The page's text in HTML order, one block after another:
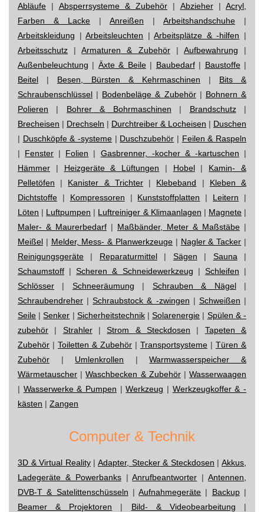
Abläufe | Absperrsysteme & Zubehör | Abzieher| Acryl,
Farben & Lacke | Anreißen | Arbeitshandschuhe |
Arbeitskleidung |Arbeitsleuchten |Arbeitsplätze & -hilfen |
Arbeitsschutz |Armaturen & Zubehör| Aufbewahrung |
Außenbeleuchtung | Äxte & Beile| Baubedarf| Baustoffe|
Beitel | Besen, Bürsten & Kehrmaschinen | Bits &
Schraubenschlüssel | Bodenbeläge & Zubehör| Bohnern &
Polieren | Bohrer & Bohrmaschinen | Brandschutz|
Brecheisen | Drechseln | Durchtreiber & Locheisen | Duschen
| Duschköpfe & -systeme | Duschzubehör | Feilen & Raspeln
| Fenster | Folien | Gasbrenner, -kocher & -kartuschen |
Hämmer | Heizgeräte & Lüftungen | Hobel| Kamin- &
Pelletöfen | Kanister & Trichter| Klebeband | Kleben &
Dichtstoffe | Kompressoren | Kunststoffplatten | Leitern |
Löten | Luftpumpen | Luftreiniger & Klimaanlagen | Magnete|
Maler- & Maurerbedarf | Maßbänder, Meter & Maßstäbe |
Meißel | Melder, Mess- & Planwerkzeuge | Nagler & Tacker |
Reinigungsgeräte | Reparaturmittel| Sägen | Sauna |
Schaumstoff |Scheren & Schneidewerkzeug | Schleifen |
Schlösser | Schneeräumung | Schrauben & Nägel|
Schraubendreher |Schraubstock & -zwingen | Schweißen |
Seile |Senker | Sicherheitstechnik|Solarenergie | Spülen & -
zubehör | Strahler|Strom & Steckdosen | Tapeten &
Zubehör | Toiletten & Zubehör | Transportsysteme | Türen &
Zubehör | Umlenkrollen |Warmwasserspeicher &
Wärmetauscher |Waschbecken & Zubehör|Wasserwaagen
| Wasserwerke & Pumpen |Werkzeug | Werkzeugkoffer & -
kästen | Zangen
Computer & Technik
3D & Virtual Reality|Adapter, Stecker & Steckdosen |Akkus,
Ladegeräte & Powerbanks|Anrufbeantworter |Antennen,
DVB-T & Satelittenschüsseln |Aufnahmegeräte | Backup|
Beamer & Projektoren | Bild- & Videobearbeitung |